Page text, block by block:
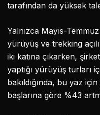
tarafından da yüksek
Yalnızca Mayıs-
yürüyüş ve trekking
iki katına çıkarken,
yaptığı yürüyüş turları
bakıldığında, bu yaz
başlarına göre %43